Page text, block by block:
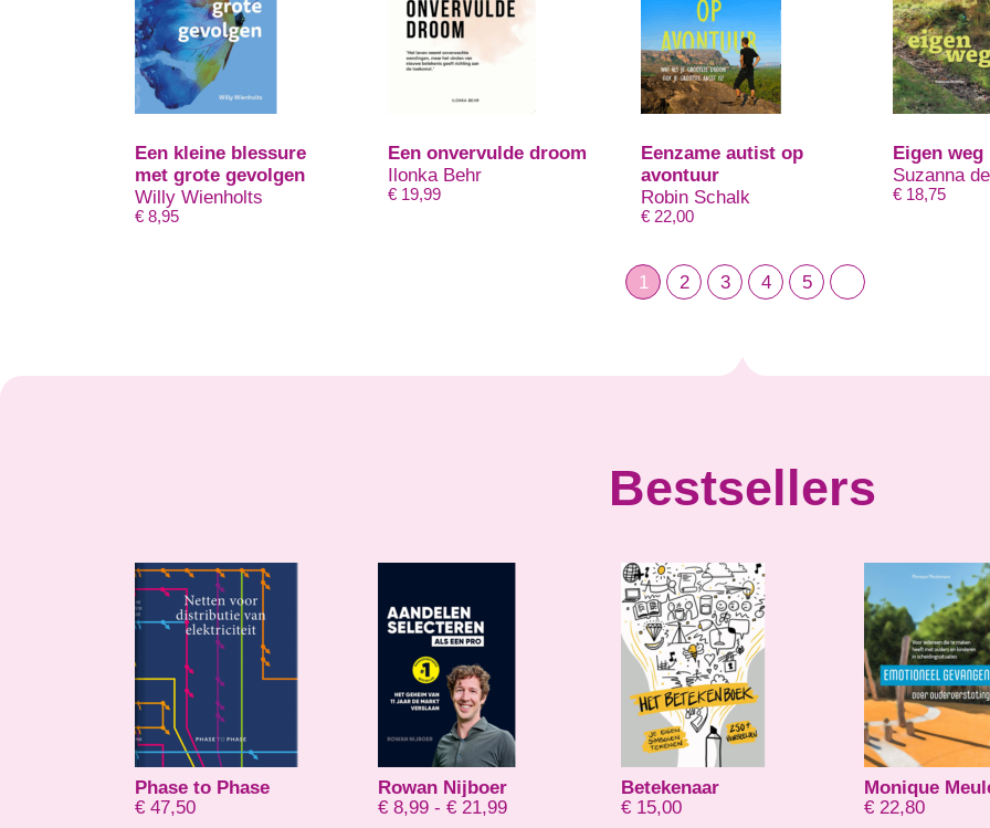
Een kleine blessure
met grote gevolgen
Willy Wienholts
€ 8,95
Een onvervulde droom
Ilonka Behr
€19,99
Eenzame autist op
avontuur
Robin Schalk
€22,00
Eigen weg
Suzanna
€ 18,75
1 2 3 4 5
Bestsellers
Rowan Nijboer
€8,99
Betekenaar
€15,00
Monique Meulemans
€22,80
Dzanella
€29,95